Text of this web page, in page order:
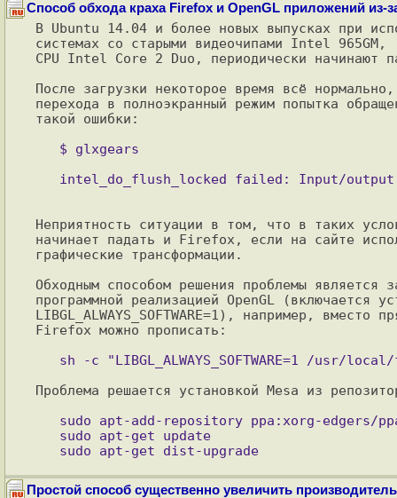
Способ обхода краха Firefox и OpenGL приложений из-
В Ubuntu 14.04 и более новых выпусках при
системах со старыми видеочипами Intel 965GM,
CPU Intel Core 2 Duo, периодически начинают
После загрузки некоторое время всё
перехода в полноэкранный режим попытка
такой ошибки:
Неприятность ситуации в том, что в таких
начинает падать и Firefox, если на сайте
графические трансформации.
Обходным способом решения проблемы является
программной реализацией OpenGL (включается
LIBGL_ALWAYS_SOFTWARE=1), например,
Firefox можно прописать:
Проблема решается установкой Mesa из
Простой способ существенно увеличить